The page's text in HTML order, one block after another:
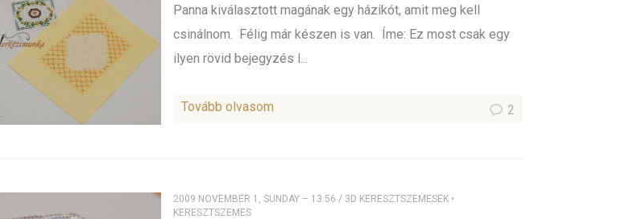
Panna kiválasztott magának egy házikót, amit meg kell
csinálnom. Félig már készen is van. Íme: Ez most csak egy
ilyen rövid bejegyzés l...
Tovább olvasom 2
2009 NOVEMBER 1, SUNDAY – 13:56 / 3D KERESZTSZEMESEK •
KERESZTSZEMES